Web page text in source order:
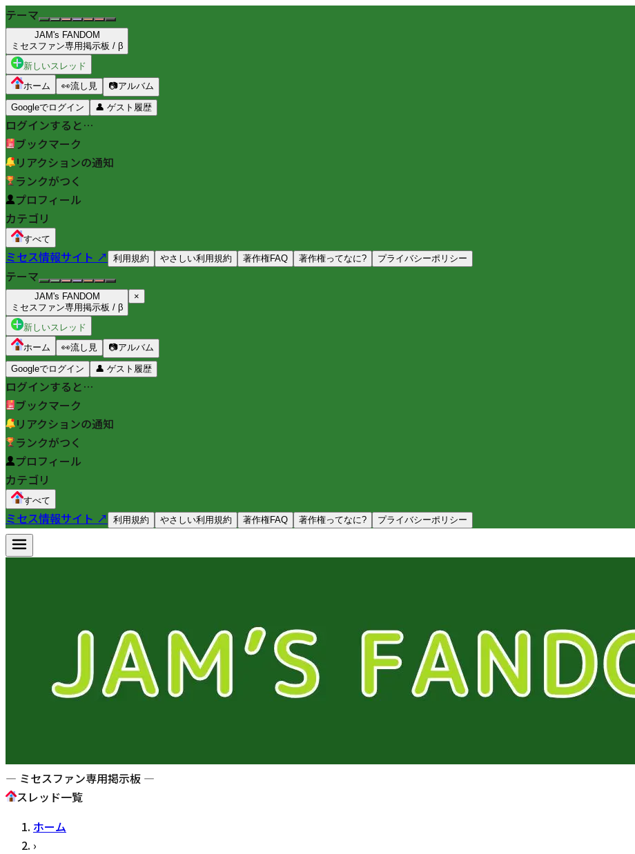
テーマ
JAM's FANDOM
ミセスファン専用掲示板 / β
新しいスレッド
ホーム
👀流し見 📷アルバム
Googleでログイン 👤 ゲスト履歴
ログインすると…
ブックマーク
リアクションの通知
ランクがつく
プロフィール
カテゴリ
すべて
ミセス情報サイト ↗ 利用規約 やさしい利用規約 著作権FAQ 著作権ってなに? プライバシーポリシー
テーマ
JAM's FANDOM
ミセスファン専用掲示板 / β
×
新しいスレッド
ホーム
👀流し見 📷アルバム
Googleでログイン 👤 ゲスト履歴
ログインすると…
ブックマーク
リアクションの通知
ランクがつく
プロフィール
カテゴリ
すべて
ミセス情報サイト ↗ 利用規約 やさしい利用規約 著作権FAQ 著作権ってなに? プライバシーポリシー
— ミセスファン専用掲示板 —
スレッド一覧
ホーム
›